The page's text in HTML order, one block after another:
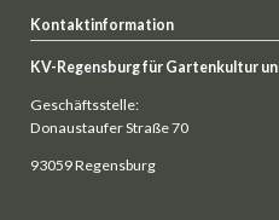
Kontaktinformation
KV-Regensburg für Gartenkultur
Geschäftsstelle:
Donaustaufer Straße 70
93059 Regensburg